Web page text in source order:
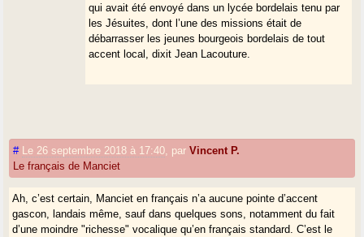
qui avait été envoyé dans un lycée bordelais tenu par
les Jésuites, dont l’une des missions était de
débarrasser les jeunes bourgeois bordelais de tout
accent local, dixit Jean Lacouture.
# Le 26 septembre 2018 à 17:40 parVincent P.
Le français de Manciet
Ah, c’est certain, Manciet en français n’a aucune pointe d’accent
gascon, landais même, sauf dans quelques sons, notamment du fait
d’une moindre "richesse" vocalique qu’en français standard. C’est le